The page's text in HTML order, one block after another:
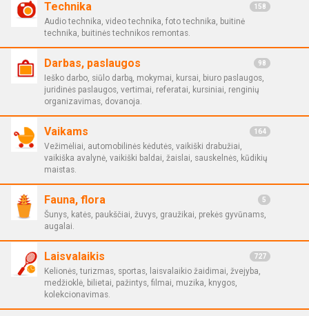
Technika 158
Audio technika, video technika, foto technika, buitinė
technika, buitinės technikos remontas.
Darbas, paslaugos 98
Ieško darbo, siūlo darbą, mokymai, kursai, biuro paslaugos,
juridinės paslaugos, vertimai, referatai, kursiniai, renginių
organizavimas, dovanoja.
Vaikams 164
Vežimėliai, automobilinės kėdutės, vaikiški drabužiai,
vaikiška avalynė, vaikiški baldai, žaislai, sauskelnės, kūdikių
maistas.
Fauna, flora 5
Šunys, katės, paukščiai, žuvys, graužikai, prekės gyvūnams,
augalai.
Laisvalaikis 727
Kelionės, turizmas, sportas, laisvalaikio žaidimai, žvejyba,
medžioklė, bilietai, pažintys, filmai, muzika, knygos,
kolekcionavimas.